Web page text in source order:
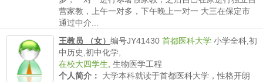
营家教，上午一对多，下午晚上一对一 大三在保定市
通过中介...
王教员 （女） 编号JY41430 首都医科大学 小学全科,初
中历史,初中化学,
在校大四学生 生物医学工程
个人简介：
大学本科就读于首都医科大学，性格开朗